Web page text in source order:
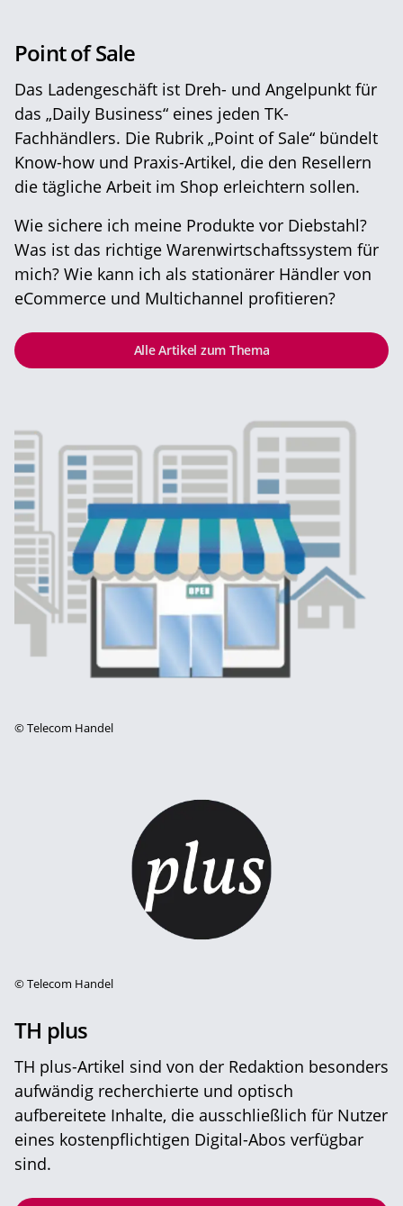
©Telecom Handel
Point of Sale
Das Ladengeschäft ist Dreh- und Angelpunkt für
das „Daily Business“ eines jeden TK-
Fachhändlers. Die Rubrik „Point of Sale“ bündelt
Know-how und Praxis-Artikel, die den Resellern
die tägliche Arbeit im Shop erleichtern sollen.
Wie sichere ich meine Produkte vor Diebstahl?
Was ist das richtige Warenwirtschaftssystem für
mich? Wie kann ich als stationärer Händler von
eCommerce und Multichannel profitieren?
Alle Artikel zum Thema
©Telecom Handel
TH plus
TH plus-Artikel sind von der Redaktion besonders
aufwändig recherchierte und optisch
aufbereitete Inhalte, die ausschließlich für Nutzer
eines kostenpflichtigen Digital-Abos verfügbar
sind.